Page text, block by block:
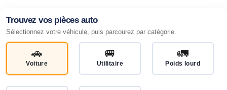
Trouvez vos pièces auto
Sélectionnez votre véhicule, puis parcourez par catégorie.
🚗
Voiture
🚐
Utilitaire
🚛
Poids lourd